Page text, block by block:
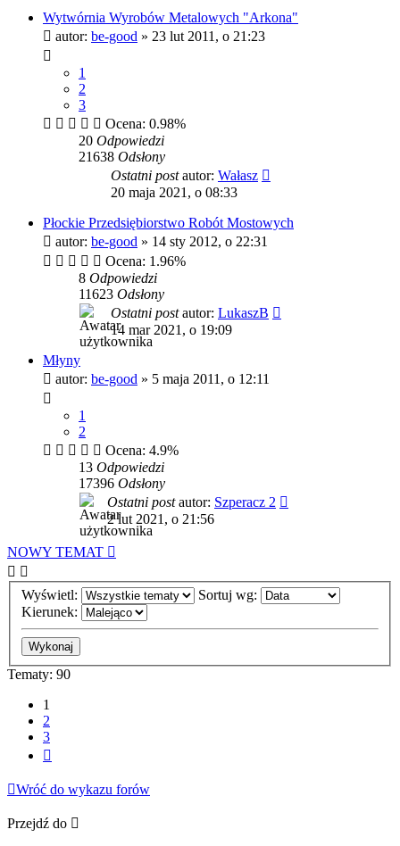
Wytwórnia Wyrobów Metalowych "Arkona"
autor: be-good » 23 lut 2011, o 21:23
1
2
3
Ocena: 0.98%
20 Odpowiedzi
21638 Odsłony
Ostatni postautor: Wałasz
20 maja 2021, o 08:33
Płockie Przedsiębiorstwo Robót Mostowych
autor: be-good » 14 sty 2012, o 22:31
Ocena: 1.96%
8 Odpowiedzi
11623 Odsłony
Ostatni postautor: LukaszB
14 mar 2021, o 19:09
Młyny
autor: be-good » 5 maja 2011, o 12:11
1
2
Ocena: 4.9%
13 Odpowiedzi
17396 Odsłony
Ostatni postautor: Szperacz 2
2 lut 2021, o 21:56
NOWY TEMAT
Wyświetl:
Sortuj wg:
Kierunek:
Tematy: 90
1
2
3
Wróć do wykazu forów
Przejdź do